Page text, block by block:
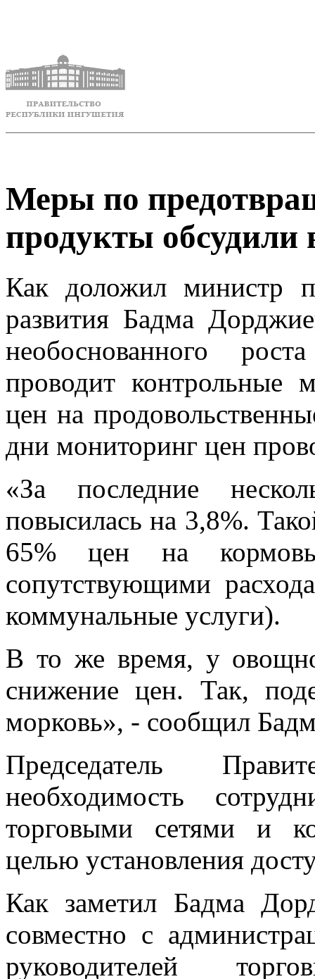
Меры по
продукты обсудили
Как доложил министр
развития Бадма
необоснованного
проводит контрольные
цен на
дни мониторинг цен
«За последние
повысилась на 3,8%.
65% цен на
сопутствующими
коммунальные услуги).
В то же время, у
снижение цен. Так,
морковь», - сообщил
Председатель
необходимость
торговыми сетями и
целью установления
Как заметил Бадма
совместно с
руководителей